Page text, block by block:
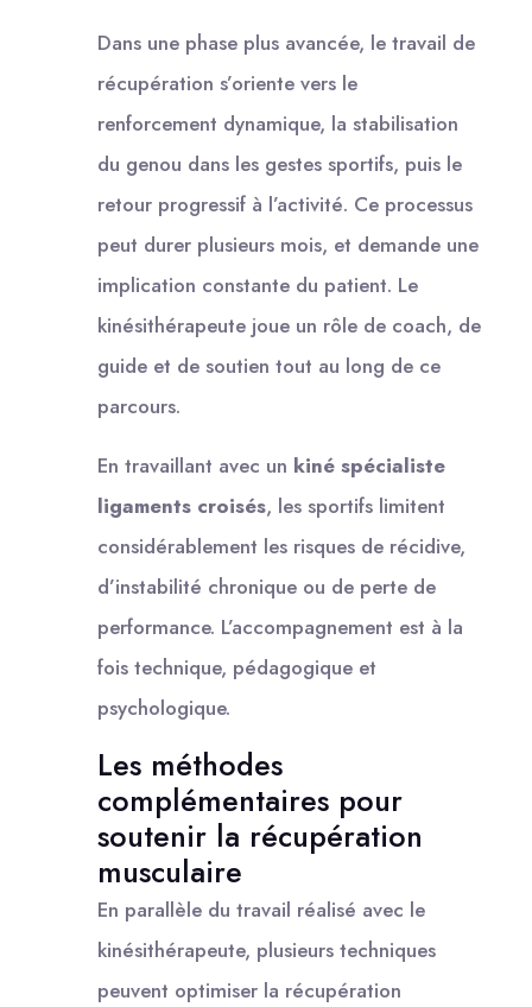
Dans une phase plus avancée, le travail de
récupération s’oriente vers le
renforcement dynamique, la stabilisation
du genou dans les gestes sportifs, puis le
retour progressif à l’activité. Ce processus
peut durer plusieurs mois, et demande une
implication constante du patient. Le
kinésithérapeute joue un rôle de coach, de
guide et de soutien tout au long de ce
parcours.
En travaillant avec un kiné spécialiste
ligaments croisés, les sportifs limitent
considérablement les risques de récidive,
d’instabilité chronique ou de perte de
performance. L’accompagnement est à la
fois technique, pédagogique et
psychologique.
Les méthodes
complémentaires pour
soutenir la récupération
musculaire
En parallèle du travail réalisé avec le
kinésithérapeute, plusieurs techniques
peuvent optimiser la récupération